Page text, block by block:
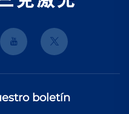
boletín